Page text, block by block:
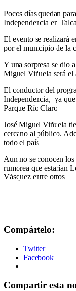
Pocos días quedan
Independencia en Talca
El evento se realizará
por el municipio de la
Y una sorpresa se dio
Miguel Viñuela será el
El conductor del
Independencia, ya
Parque Río Claro
José Miguel Viñuela
cercano al público.
todo el país
Aun no se conocen los
rumorea que estarían
Vásquez entre otros
Compártelo:
Twitter
Facebook
Compartir esta